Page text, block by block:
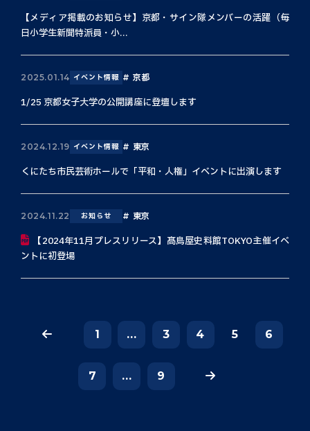
【メディア掲載のお知らせ】京都・サイン隊メンバーの活躍（毎
日小学生新聞特派員・小...
2025.01.14 イベント情報 京都
1/25 京都女子大学の公開講座に登壇します
2024.12.19 イベント情報 東京
くにたち市民芸術ホールで「平和・人権」イベントに出演します
2024.11.22 お知らせ 東京
【2024年11月プレスリリース】髙島屋史料館TOKYO主催イベ
ントに初登場
1 ... 3 4 5 6
7 ... 9